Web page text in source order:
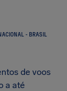
- BRASIL
de voos
a até